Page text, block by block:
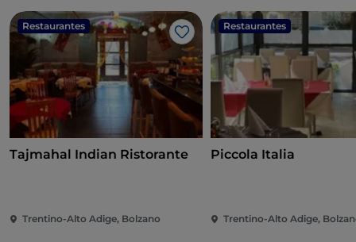
Restaurantes
Me gusta
Tajmahal Indian Ristorante
Trentino-Alto Adige, Bolzano
Restaurantes
Piccola Italia
Trentino-Alto Adige,